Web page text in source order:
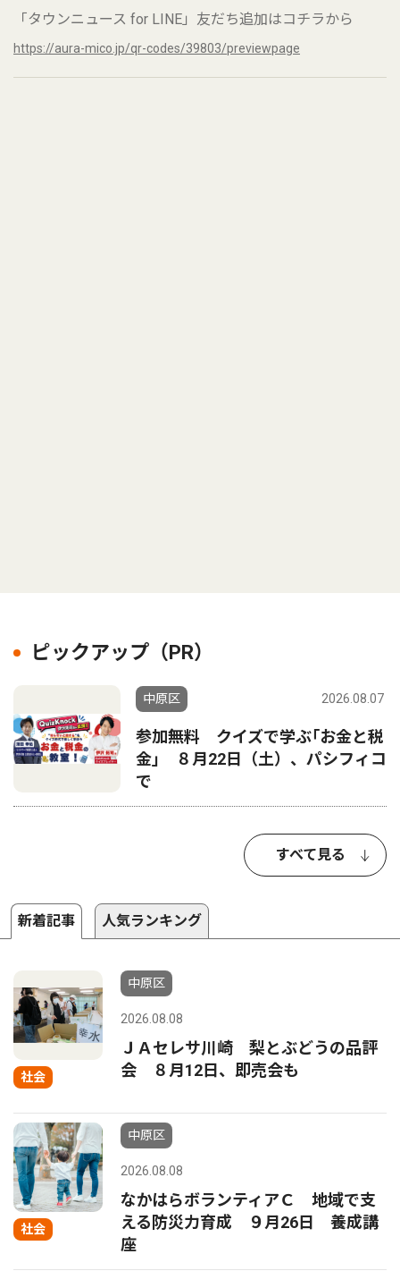
「タウンニュース for LINE」友だち追加はコチラから
https://aura-mico.jp/qr-codes/39803/previewpage
ピックアップ（PR）
中原区 2026.08.07
参加無料 クイズで学ぶ｢お金と税
金｣ ８月22日（土）、パシフィコ
で
すべて見る
新着記事 人気ランキング
社会
中原区
2026.08.08
ＪＡセレサ川崎 梨とぶどうの品評
会 ８月12日、即売会も
社会
中原区
2026.08.08
なかはらボランティアＣ 地域で支
える防災力育成 ９月26日 養成講
座